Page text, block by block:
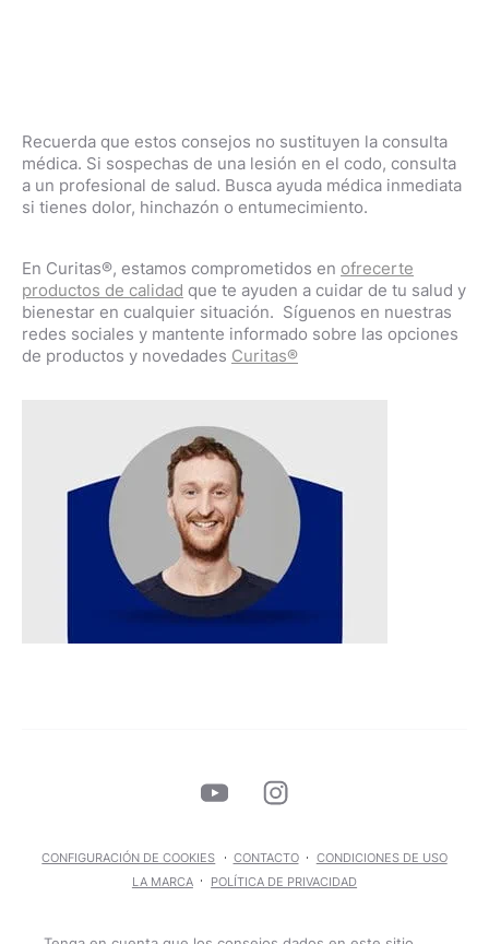
Recuerda que estos consejos no sustituyen la consulta
médica. Si sospechas de una lesión en el codo, consulta
a un profesional de salud. Busca ayuda médica inmediata
si tienes dolor, hinchazón o entumecimiento.
En Curitas®, estamos comprometidos en ofrecerte
productos de calidad que te ayuden a cuidar de tu salud y
bienestar en cualquier situación. Síguenos en nuestras
redes sociales y mantente informado sobre las opciones
de productos y novedades Curitas®
CONFIGURACIÓN DE COOKIES CONTACTO
CONDICIONES DE USO
LA MARCA
POLÍTICA DE PRIVACIDAD